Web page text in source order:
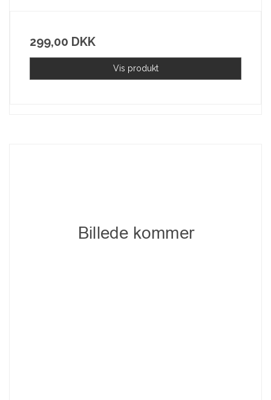
299,00 DKK
Vis produkt